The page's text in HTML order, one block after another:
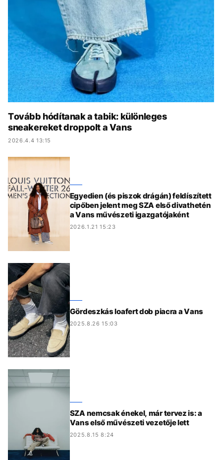
UTAZÁS
DESIGN
BESZÉLGETÉSEK ARCOK
VIDEÓ TÖRTÉNETEK
GASZTRO
Tovább hódítanak a tabik: különleges
sneakereket droppolt a Vans
2026.4.4 13:15
Egyedien (és piszok drágán) feldíszített
cipőben jelent meg SZA első divathetén
a Vans művészeti igazgatójaként
2026.1.21 15:23
Gördeszkás loafert dob piacra a Vans
2025.8.26 15:03
SZA nemcsak énekel, már tervez is: a
Vans első művészeti vezetője lett
2025.8.15 8:24